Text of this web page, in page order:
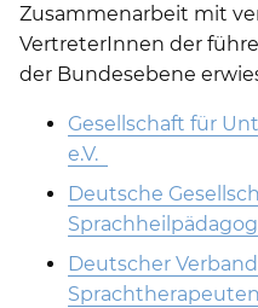
Zusammenarbeit mit
VertreterInnen der
der Bundesebene
Gesellschaft für
e.V.
Deutsche
Deutscher